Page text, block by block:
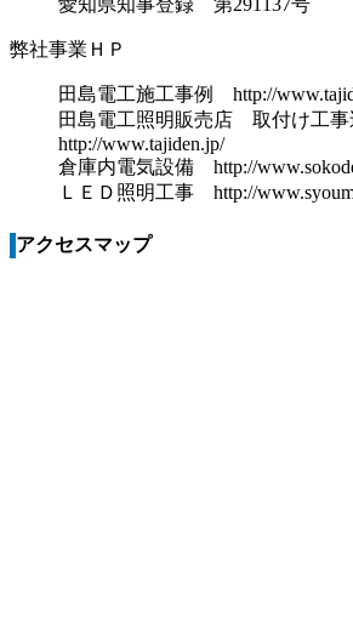
愛知県知事登録 第291137号
弊社事業ＨＰ
田島電工施工事例 http://
田島電工照明販売店 取付け工
http://www.tajiden.jp/
倉庫内電気設備 http://
ＬＥＤ照明工事 http://
アクセスマップ